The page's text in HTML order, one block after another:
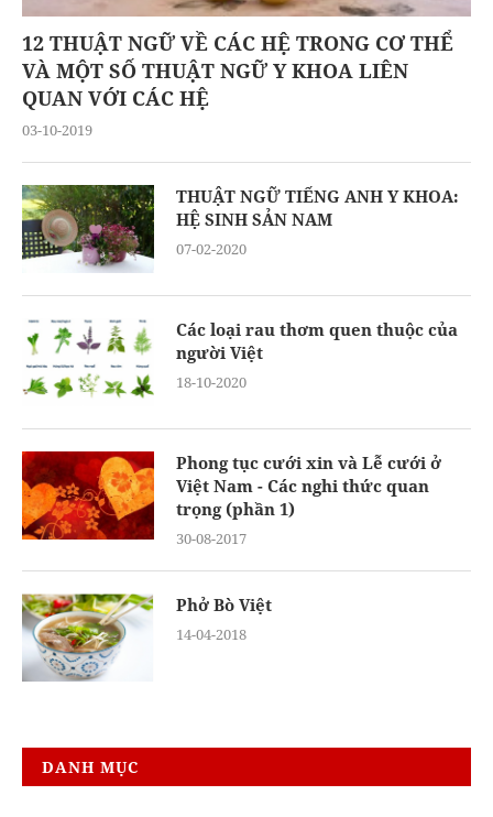
12 THUẬT NGỮ VỀ CÁC HỆ TRONG CƠ THỂ
VÀ MỘT SỐ THUẬT NGỮ Y KHOA LIÊN
QUAN VỚI CÁC HỆ
03-10-2019
THUẬT NGỮ TIẾNG ANH Y KHOA:
HỆ SINH SẢN NAM
07-02-2020
Các loại rau thơm quen thuộc của
người Việt
18-10-2020
Phong tục cưới xin và Lễ cưới ở
Việt Nam - Các nghi thức quan
trọng (phần 1)
30-08-2017
Phở Bò Việt
14-04-2018
DANH MỤC